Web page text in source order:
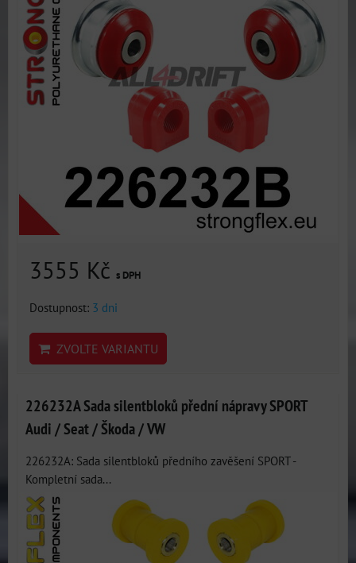
3555 Kč s DPH
Dostupnost: 3 dni
ZVOLTE VARIANTU
226232A Sada silentbloků přední nápravy SPORT
Audi / Seat / Škoda / VW
226232A: Sada silentbloků předního zavěšení SPORT -
Kompletní sada...